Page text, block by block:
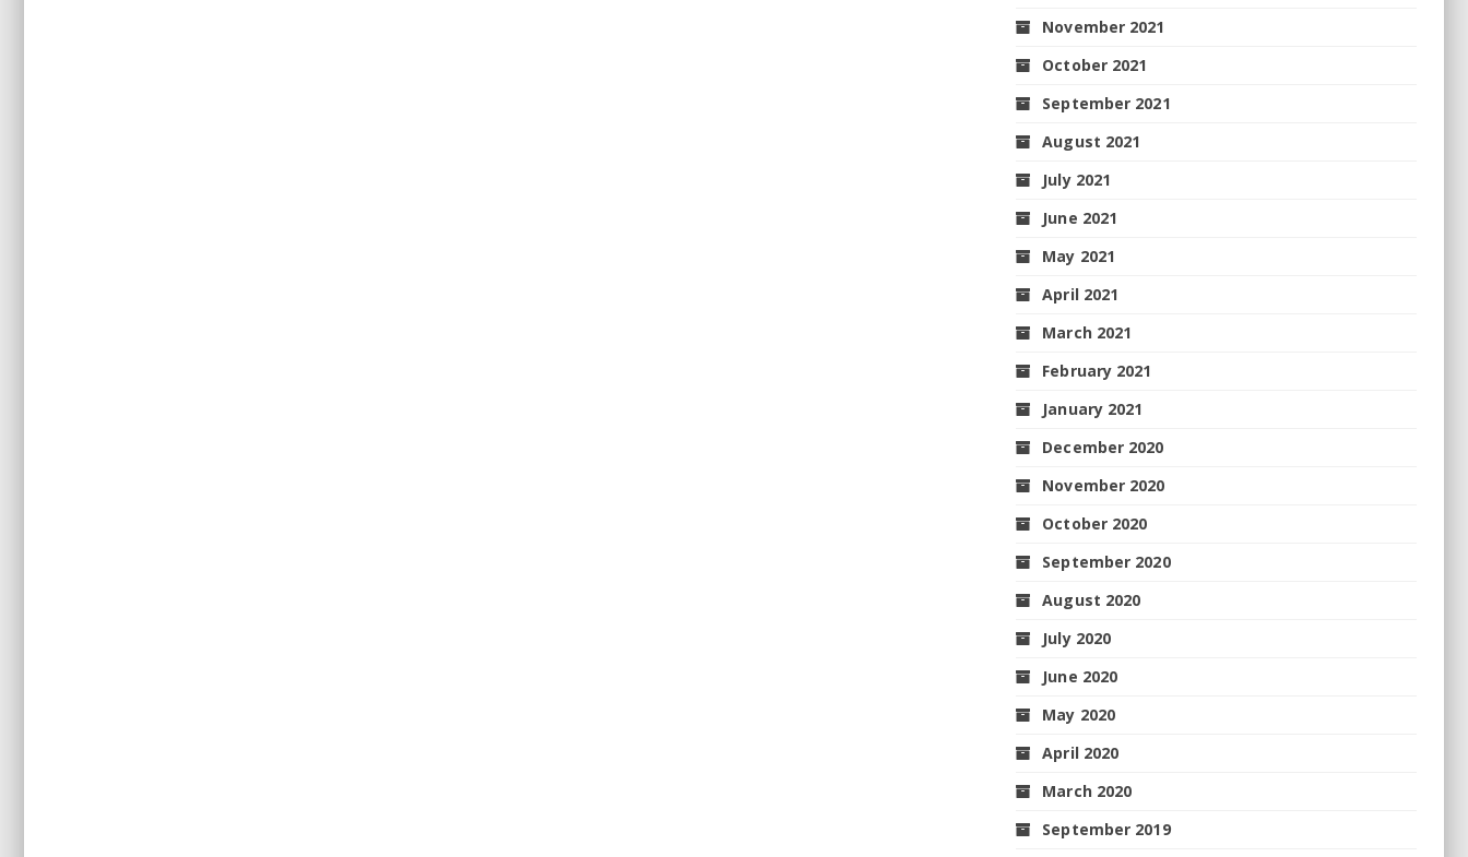
November 2021
October 2021
September 2021
August 2021
July 2021
June 2021
May 2021
April 2021
March 2021
February 2021
January 2021
December 2020
November 2020
October 2020
September 2020
August 2020
July 2020
June 2020
May 2020
April 2020
March 2020
September 2019